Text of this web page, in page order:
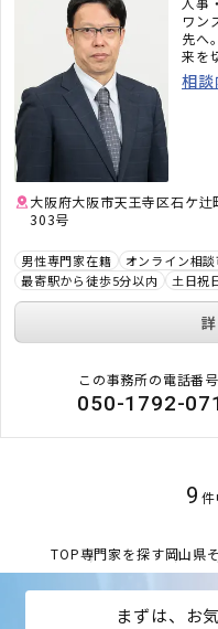
ワン
先へ
来を
相談
大阪府大阪市天王寺区石ケ
303号
男性専門家在籍 オンライン相談
最寄駅から徒歩5分以内
土日祝
この事務所の電話番号
050-1792-
9 件
TOP専門家を探す岡山県
まずは、お